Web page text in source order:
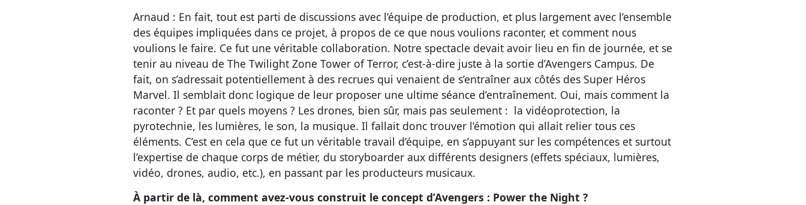
Arnaud : En fait, tout est parti de discussions avec l’équipe de production, et plus largement avec l’ensemble
des équipes impliquées dans ce projet, à propos de ce que nous voulions raconter, et comment nous
voulions le faire. Ce fut une véritable collaboration. Notre spectacle devait avoir lieu en fin de journée, et se
tenir au niveau de The Twilight Zone Tower of Terror, c’est-à-dire juste à la sortie d’Avengers Campus. De
fait, on s’adressait potentiellement à des recrues qui venaient de s’entraîner aux côtés des Super Héros
Marvel. Il semblait donc logique de leur proposer une ultime séance d’entraînement. Oui, mais comment la
raconter ? Et par quels moyens ? Les drones, bien sûr, mais pas seulement : la vidéoprotection, la
pyrotechnie, les lumières, le son, la musique. Il fallait donc trouver l’émotion qui allait relier tous ces
éléments. C’est en cela que ce fut un véritable travail d’équipe, en s’appuyant sur les compétences et surtout
l’expertise de chaque corps de métier, du storyboarder aux différents designers (effets spéciaux, lumières,
vidéo, drones, audio, etc.), en passant par les producteurs musicaux.
À partir de là, comment avez-vous construit le concept d’Avengers : Power the Night ?